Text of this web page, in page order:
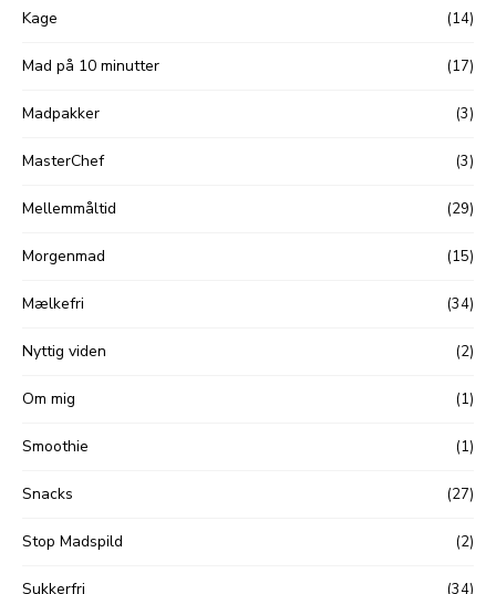
Kage (14)
Mad på 10 minutter (17)
Madpakker (3)
MasterChef (3)
Mellemmåltid (29)
Morgenmad (15)
Mælkefri (34)
Nyttig viden (2)
Om mig (1)
Smoothie (1)
Snacks (27)
Stop Madspild (2)
Sukkerfri (34)